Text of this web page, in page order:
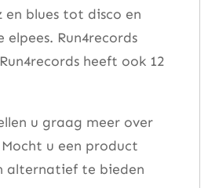
blues tot disco en
Run4records
heeft ook 12
u graag meer over
u een product
alternatief te bieden